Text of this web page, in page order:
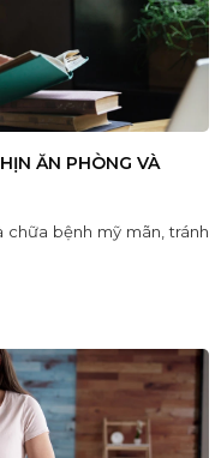
ĂN PHÒNG VÀ
bệnh mỹ mãn, tránh